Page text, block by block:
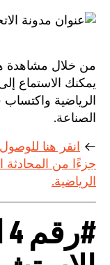
من خلال مشاهدة
يمكنك الاستماع
الرياضية
الصناعة.
←
انقر هنا
جزءًا من المحادثة
الرياضية.